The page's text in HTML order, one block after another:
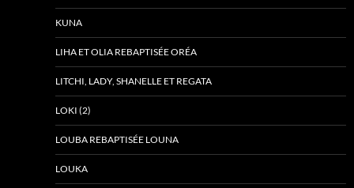
KUNA
LIHA ET OLIA REBAPTISÉE ORÉA
LITCHI, LADY, SHANELLE ET REGATA
LOKI (2)
LOUBA REBAPTISÉE LOUNA
LOUKA